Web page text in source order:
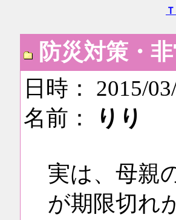
防災対策・
日時： 2015/
名前：
りり
実は、母親
が期限切れ